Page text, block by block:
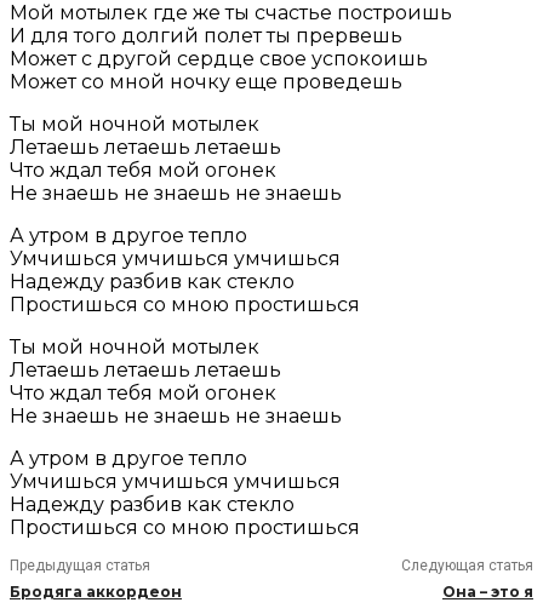
Мой мотылек где же ты счастье построишь
И для того долгий полет ты прервешь
Может с другой сердце свое успокоишь
Может со мной ночку еще проведешь
Ты мой ночной мотылек
Летаешь летаешь летаешь
Что ждал тебя мой огонек
Не знаешь не знаешь не знаешь
А утром в другое тепло
Умчишься умчишься умчишься
Надежду разбив как стекло
Простишься со мною простишься
Ты мой ночной мотылек
Летаешь летаешь летаешь
Что ждал тебя мой огонек
Не знаешь не знаешь не знаешь
А утром в другое тепло
Умчишься умчишься умчишься
Надежду разбив как стекло
Простишься со мною простишься
Предыдущая статья
Бродяга аккордеон
Следующая статья
Она – это я